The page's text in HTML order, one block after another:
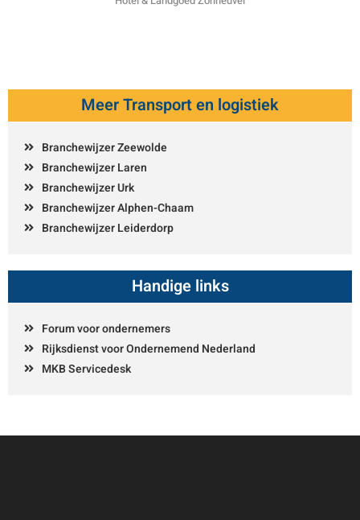
Meer Transport en logistiek
Branchewijzer Zeewolde
Branchewijzer Laren
Branchewijzer Urk
Branchewijzer Alphen-Chaam
Branchewijzer Leiderdorp
Handige links
Forum voor ondernemers
Rijksdienst voor Ondernemend Nederland
MKB Servicedesk